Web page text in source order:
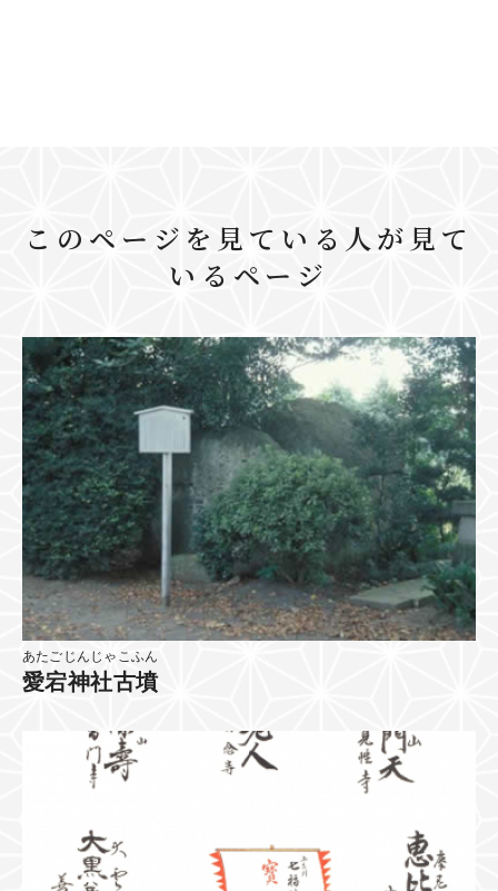
このページを見ている人が見て
いるページ
あたごじんじゃこふん
愛宕神社古墳